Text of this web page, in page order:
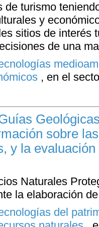
de turismo
y
sitios de interés
de una
, en el
sobre
y la
Naturales
la elaboración
del